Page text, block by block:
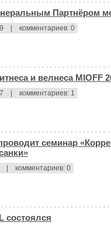
Партнёром
комментариев: 0
и велнеса MIOFF
комментариев: 1
семинар
комментариев: 0
состоялся